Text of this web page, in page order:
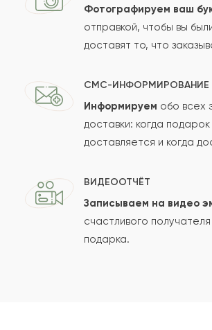
Сколько будет
Отзыв будет опубликован после
Проверяем на спам.
Фотографируем ваш
отправкой, чтобы вы
доставят то, что
СМС-ИНФОРМИРОВАНИЕ
Информируем обо всех
доставки: когда
доставляется и когда
ВИДЕООТЧЁТ
Записываем на видео
счастливого
подарка.